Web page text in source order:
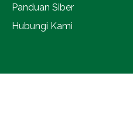
Hubungi Kami